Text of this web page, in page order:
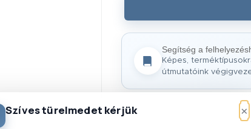
Segítség a
Képes,
útmutatóink
Szíves türelmedet kérjük ×